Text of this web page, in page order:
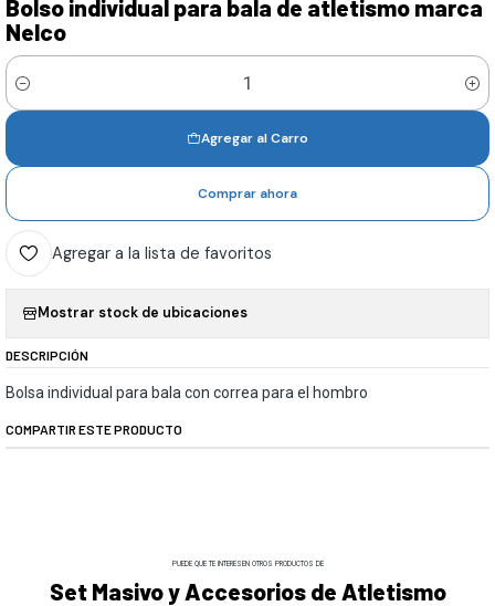
Bolso individual para bala de atletismo marca
Nelco
Cantidad
Agregar al Carro
Comprar ahora
Agregar a la lista de favoritos
Mostrar stock de ubicaciones
DESCRIPCIÓN
Bolsa individual para bala con correa para el hombro
COMPARTIR ESTE PRODUCTO
PUEDE QUE TE INTERESEN OTROS PRODUCTOS DE
Set Masivo y Accesorios de Atletismo